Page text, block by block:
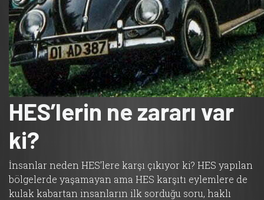
HES’lerin ne zararı var
ki?
İnsanlar neden HES’lere karşı çıkıyor ki? HES yapılan
bölgelerde yaşamayan ama HES karşıtı eylemlere de
kulak kabartan insanların ilk sorduğu soru, haklı